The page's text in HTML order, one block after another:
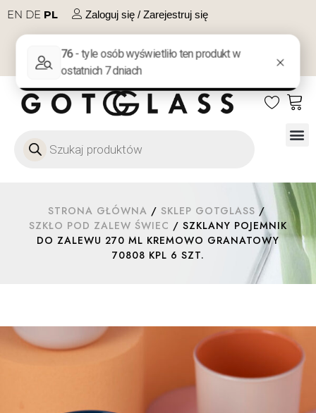
EN DE PL Zaloguj się / Zarejestruj się
NA PREZENT KONTAKT
STRONA GŁÓWNA / SKLEP GOTGLASS /
SZKŁO POD ZALEW ŚWIEC / SZKLANY POJEMNIK
DO ZALEWU 270 ML KREMOWO GRANATOWY
70808 KPL 6 SZT.